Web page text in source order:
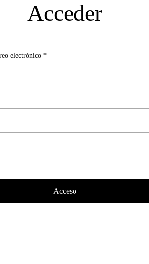
Acceder
electrónico *
Acceso